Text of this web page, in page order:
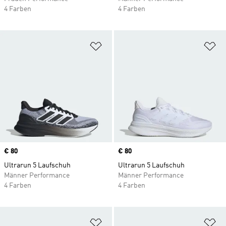
4 Farben
4 Farben
Price
€ 80
Ultrarun 5 Laufschuh
Männer Performance
4 Farben
Price
€ 80
Ultrarun 5 Laufschuh
Männer Performance
4 Farben